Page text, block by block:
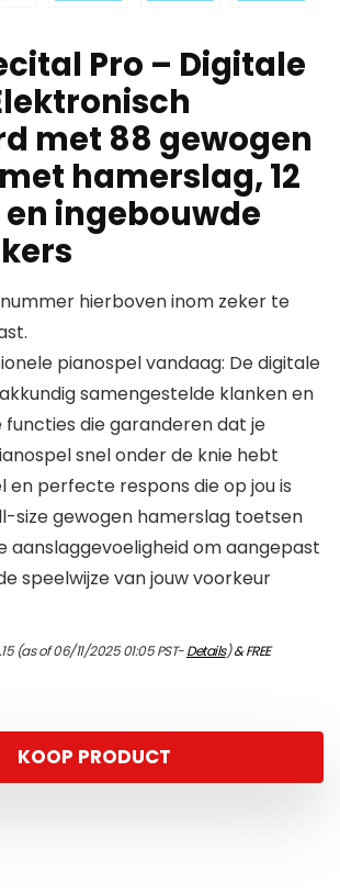
Pro – Digitale
met 88 gewogen
hamerslag, 12
ingebouwde
hierboven inom zeker te
pianospel vandaag: De digitale
samengestelde klanken en
die garanderen dat je
snel onder de knie hebt
en perfecte respons die op jou is
size gewogen hamerslag toetsen
aanslaggevoeligheid om aangepast
speelwijze van jouw voorkeur
(as of 06/11/2025 01:05 PST-Details)&FREE
KOOP PRODUCT